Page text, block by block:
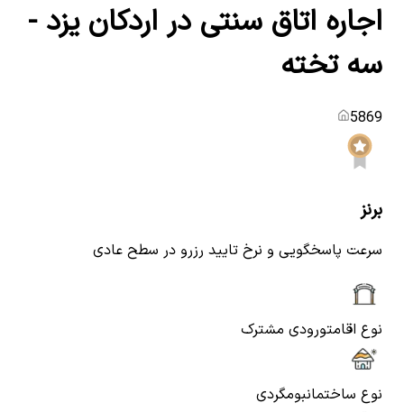
اجاره اتاق سنتی در اردکان یزد -
سه تخته
5869
برنز
سرعت پاسخگویی و نرخ تایید رزرو در سطح عادی
نوع اقامتورودی مشترک
نوع ساختمانبومگردی